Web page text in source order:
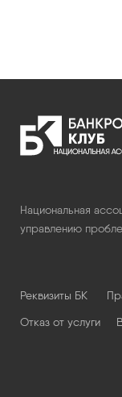
Национальная
управлению
Реквизиты БК
Отказ от услуги